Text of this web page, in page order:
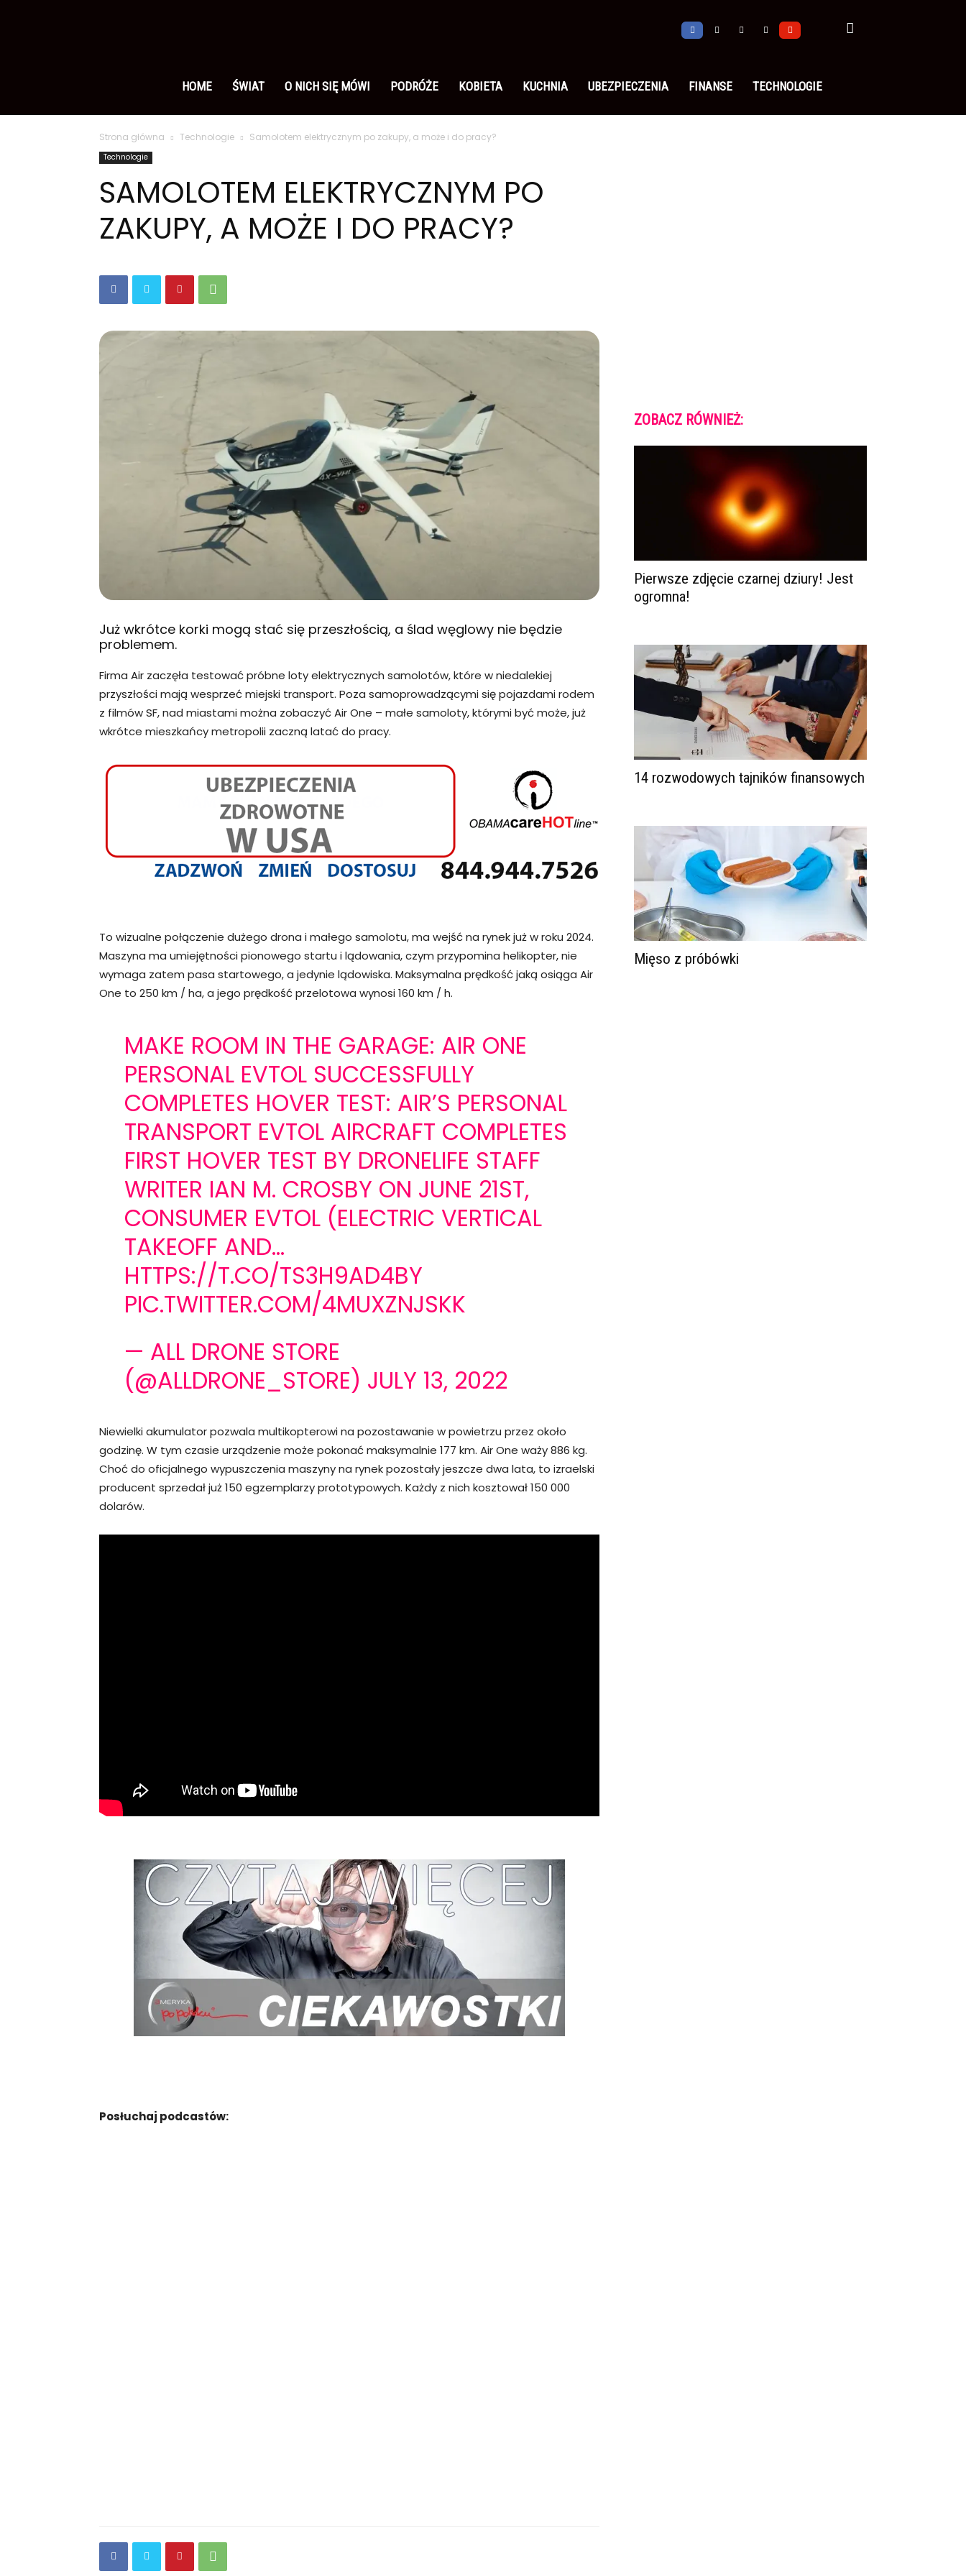
polsku
HOME ŚWIAT O NICH SIĘ MÓWI PODRÓŻE KOBIETA KUCHNIA UBEZPIECZENIA FINANSE TECHNOLOGIE
Strona główna Technologie Samolotem elektrycznym po zakupy, a może i do pracy?
Technologie
SAMOLOTEM ELEKTRYCZNYM PO
ZAKUPY, A MOŻE I DO PRACY?
Już wkrótce korki mogą stać się przeszłością, a ślad węglowy nie będzie
problemem.
Firma Air zaczęła testować próbne loty elektrycznych samolotów, które w niedalekiej
przyszłości mają wesprzeć miejski transport. Poza samoprowadzącymi się pojazdami rodem
z filmów SF, nad miastami można zobaczyć Air One – małe samoloty, którymi być może, już
wkrótce mieszkańcy metropolii zaczną latać do pracy.
To wizualne połączenie dużego drona i małego samolotu, ma wejść na rynek już w roku 2024.
Maszyna ma umiejętności pionowego startu i lądowania, czym przypomina helikopter, nie
wymaga zatem pasa startowego, a jedynie lądowiska. Maksymalna prędkość jaką osiąga Air
One to 250 km / ha, a jego prędkość przelotowa wynosi 160 km / h.
MAKE ROOM IN THE GARAGE: AIR ONE
PERSONAL EVTOL SUCCESSFULLY
COMPLETES HOVER TEST: AIR’S PERSONAL
TRANSPORT EVTOL AIRCRAFT COMPLETES
FIRST HOVER TEST BY DRONELIFE STAFF
WRITER IAN M. CROSBY ON JUNE 21ST,
CONSUMER EVTOL (ELECTRIC VERTICAL
TAKEOFF AND…
HTTPS://T.CO/TS3H9AD4BY
PIC.TWITTER.COM/4MUXZNJSKK
— ALL DRONE STORE
(@ALLDRONE_STORE) JULY 13, 2022
Niewielki akumulator pozwala multikopterowi na pozostawanie w powietrzu przez około
godzinę. W tym czasie urządzenie może pokonać maksymalnie 177 km. Air One waży 886 kg.
Choć do oficjalnego wypuszczenia maszyny na rynek pozostały jeszcze dwa lata, to izraelski
producent sprzedał już 150 egzemplarzy prototypowych. Każdy z nich kosztował 150 000
dolarów.
Posłuchaj podcastów:
ZOBACZ RÓWNIEŻ:
Pierwsze zdjęcie czarnej dziury! Jest
ogromna!
14 rozwodowych tajników finansowych
Mięso z próbówki